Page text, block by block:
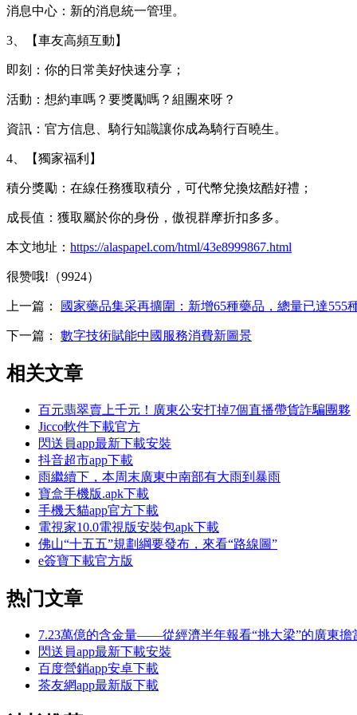
消息中心：新的消息統一管理。
3、【車友高頻互動】
即刻：你的日常美好快速分享；
活動：想約車嗎？要獎勵嗎？組團來呀？
資訊：官方信息、騎行知識讓你成為騎行百曉生。
4、【獨家福利】
積分獎勵：在線任務獲取積分，可代幣兌換炫酷好禮；
成長值：獲取屬於你的身份，傲視群摩折扣多多。
本文地址： https://alaspapel.com/html/43e8999867.html
很赞哦!（9924）
上一篇： 國家藥品集采再擴圍：新增65種藥品，總量已達555
下一篇： 數字技術賦能中國服務消費新圖景
相关文章
百元翡翠賣上千元！廣東公安打掉7個直播帶貨詐騙團夥
Jicco軟件下載官方
閃送員app最新下載安裝
抖音超市app下載
雨繼續下，本周末廣東中南部有大雨到暴雨
寶盒手機版.apk下載
手機天貓app官方下載
電視家10.0電視版安裝包apk下載
佛山“十五五”規劃綱要發布，來看“路線圖”
e簽寶下載官方版
热门文章
7.23萬億的含金量——從經濟半年報看“挑大梁”的廣東擔
閃送員app最新下載安裝
百度營銷app安卓下載
茶友網app最新版下載